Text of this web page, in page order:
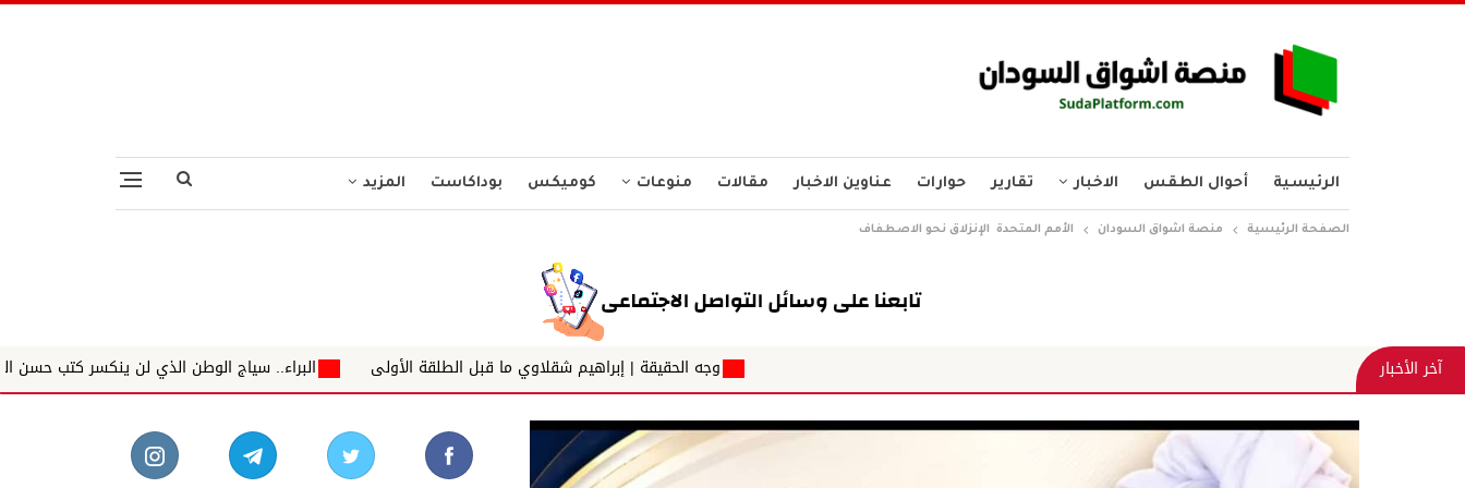
الرئيسية أحوال الطقس الاخبار تقارير حوارات عناوين الاخبار مقالات منوعات كوميكس بوداكاست المزيد
الصفحة الرئيسية منصة اشواق السودان الأمم المتحدة الإنزلاق نحو الاصطفاف
آخر الأخبار وجه الحقيقة | إبراهيم شقلاوي ما قبل الطلقة الأولى البراء.. سياج الوطن الذي لن ينكسر كتب حسن البصير القوى